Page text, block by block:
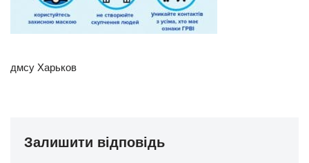
дмсу Харьков
Залишити відповідь